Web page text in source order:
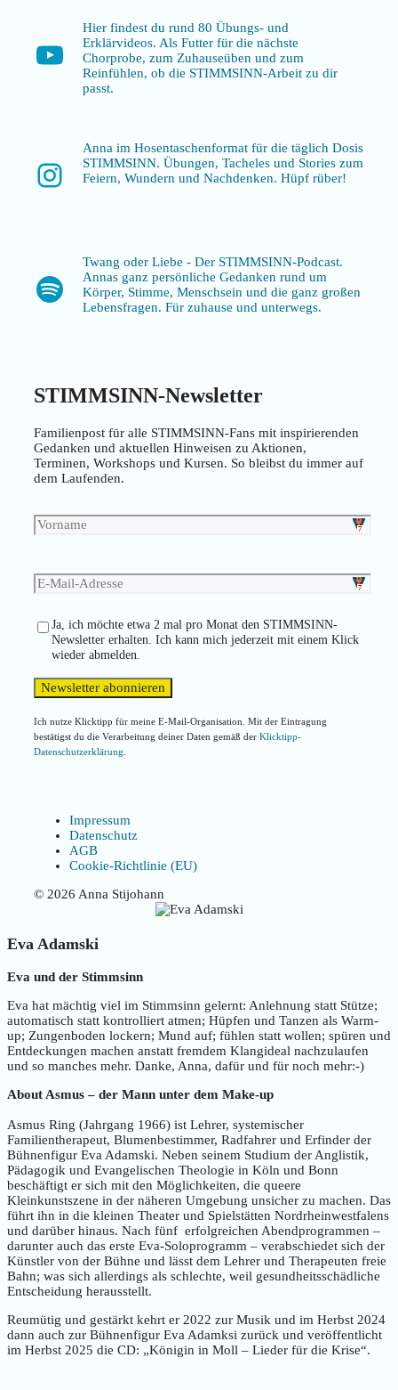
YouTube
Hier findest du rund 80 Übungs- und
Erklärvideos. Als Futter für die nächste
Chorprobe, zum Zuhauseüben und zum
Reinfühlen, ob die STIMMSINN-Arbeit zu dir
passt.
Instagram
Anna im Hosentaschenformat für die täglich Dosis
STIMMSINN. Übungen, Tacheles und Stories zum
Feiern, Wundern und Nachdenken. Hüpf rüber!
Spotify
Twang oder Liebe - Der STIMMSINN-Podcast.
Annas ganz persönliche Gedanken rund um
Körper, Stimme, Menschsein und die ganz großen
Lebensfragen. Für zuhause und unterwegs.
STIMMSINN-Newsletter
Familienpost für alle STIMMSINN-Fans mit inspirierenden
Gedanken und aktuellen Hinweisen zu Aktionen,
Terminen, Workshops und Kursen. So bleibst du immer auf
dem Laufenden.
Ja, ich möchte etwa 2 mal pro Monat den STIMMSINN-
Newsletter erhalten. Ich kann mich jederzeit mit einem Klick
wieder abmelden.
Ich nutze Klicktipp für meine E-Mail-Organisation. Mit der Eintragung
bestätigst du die Verarbeitung deiner Daten gemäß der Klicktipp-
Datenschutzerklärung
Impressum
Datenschutz
AGB
Cookie-Richtlinie (EU)
© 2026 Anna Stijohann
Eva Adamski
Eva und der Stimmsinn
Eva hat mächtig viel im Stimmsinn gelernt: Anlehnung statt Stütze;
automatisch statt kontrolliert atmen; Hüpfen und Tanzen als Warm-
up; Zungenboden lockern; Mund auf; fühlen statt wollen; spüren und
Entdeckungen machen anstatt fremdem Klangideal nachzulaufen
und so manches mehr. Danke, Anna, dafür und für noch mehr:-)
About Asmus – der Mann unter dem Make-up
Asmus Ring (Jahrgang 1966) ist Lehrer, systemischer
Familientherapeut, Blumenbestimmer, Radfahrer und Erfinder der
Bühnenfigur Eva Adamski. Neben seinem Studium der Anglistik,
Pädagogik und Evangelischen Theologie in Köln und Bonn
beschäftigt er sich mit den Möglichkeiten, die queere
Kleinkunstszene in der näheren Umgebung unsicher zu machen. Das
führt ihn in die kleinen Theater und Spielstätten Nordrheinwestfalens
und darüber hinaus. Nach fünf erfolgreichen Abendprogrammen –
darunter auch das erste Eva-Soloprogramm – verabschiedet sich der
Künstler von der Bühne und lässt dem Lehrer und Therapeuten freie
Bahn; was sich allerdings als schlechte, weil gesundheitsschädliche
Entscheidung herausstellt.
Reumütig und gestärkt kehrt er 2022 zur Musik und im Herbst 2024
dann auch zur Bühnenfigur Eva Adamksi zurück und veröffentlicht
im Herbst 2025 die CD: „Königin in Moll – Lieder für die Krise“.